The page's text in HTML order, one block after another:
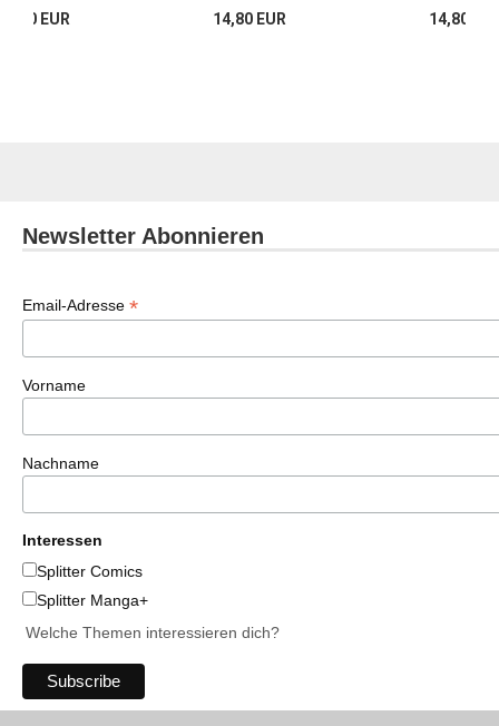
EUR 14,80 EUR 14,80
Newsletter Abonnieren
Email-Adresse *
Vorname
Nachname
Interessen
Splitter Comics
Splitter Manga+
Welche Themen interessieren dich?